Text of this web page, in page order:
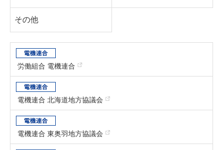
その他
労働組合 電機連合
電機連合 北海道地方協議会
電機連合 東奥羽地方協議会